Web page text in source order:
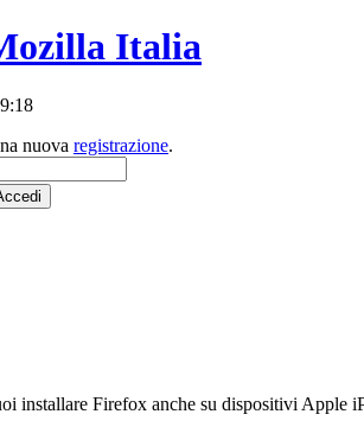
nuova registrazione.
installare Firefox anche su dispositivi Apple